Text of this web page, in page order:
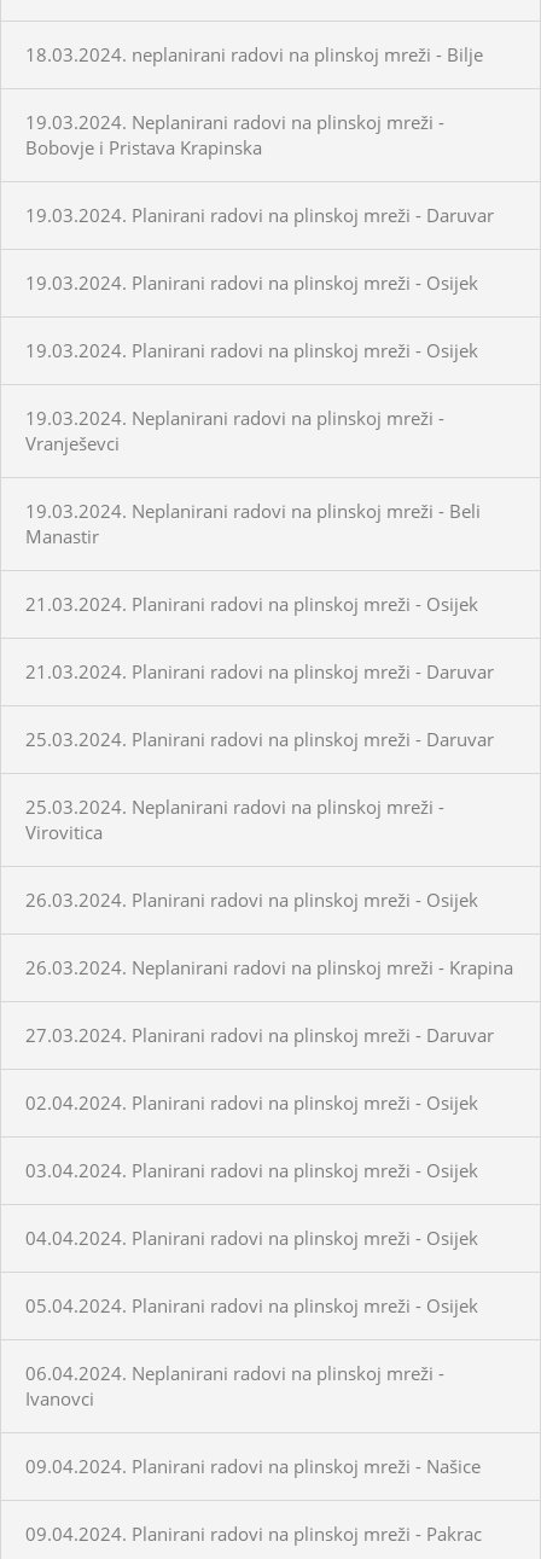
18.03.2024. neplanirani radovi na plinskoj mreži - Bilje
19.03.2024. Neplanirani radovi na plinskoj mreži -
Bobovje i Pristava Krapinska
19.03.2024. Planirani radovi na plinskoj mreži - Daruvar
19.03.2024. Planirani radovi na plinskoj mreži - Osijek
19.03.2024. Planirani radovi na plinskoj mreži - Osijek
19.03.2024. Neplanirani radovi na plinskoj mreži -
Vranješevci
19.03.2024. Neplanirani radovi na plinskoj mreži - Beli
Manastir
21.03.2024. Planirani radovi na plinskoj mreži - Osijek
21.03.2024. Planirani radovi na plinskoj mreži - Daruvar
25.03.2024. Planirani radovi na plinskoj mreži - Daruvar
25.03.2024. Neplanirani radovi na plinskoj mreži -
Virovitica
26.03.2024. Planirani radovi na plinskoj mreži - Osijek
26.03.2024. Neplanirani radovi na plinskoj mreži - Krapina
27.03.2024. Planirani radovi na plinskoj mreži - Daruvar
02.04.2024. Planirani radovi na plinskoj mreži - Osijek
03.04.2024. Planirani radovi na plinskoj mreži - Osijek
04.04.2024. Planirani radovi na plinskoj mreži - Osijek
05.04.2024. Planirani radovi na plinskoj mreži - Osijek
06.04.2024. Neplanirani radovi na plinskoj mreži -
Ivanovci
09.04.2024. Planirani radovi na plinskoj mreži - Našice
09.04.2024. Planirani radovi na plinskoj mreži - Pakrac